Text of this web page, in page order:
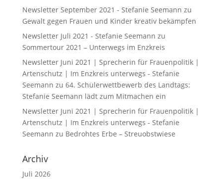
Newsletter September 2021 - Stefanie Seemann zu
Gewalt gegen Frauen und Kinder kreativ bekämpfen
Newsletter Juli 2021 - Stefanie Seemann zu
Sommertour 2021 – Unterwegs im Enzkreis
Newsletter Juni 2021 | Sprecherin für Frauenpolitik |
Artenschutz | Im Enzkreis unterwegs - Stefanie
Seemann zu 64. Schülerwettbewerb des Landtags:
Stefanie Seemann lädt zum Mitmachen ein
Newsletter Juni 2021 | Sprecherin für Frauenpolitik |
Artenschutz | Im Enzkreis unterwegs - Stefanie
Seemann zu Bedrohtes Erbe – Streuobstwiese
Archiv
Juli 2026